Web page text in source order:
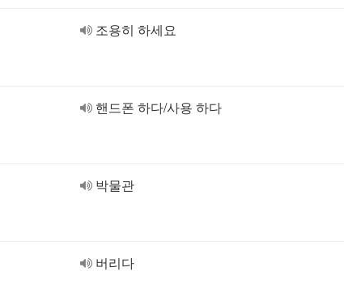
조용히 하세요
핸드폰 하다/사용 하다
박물관
버리다